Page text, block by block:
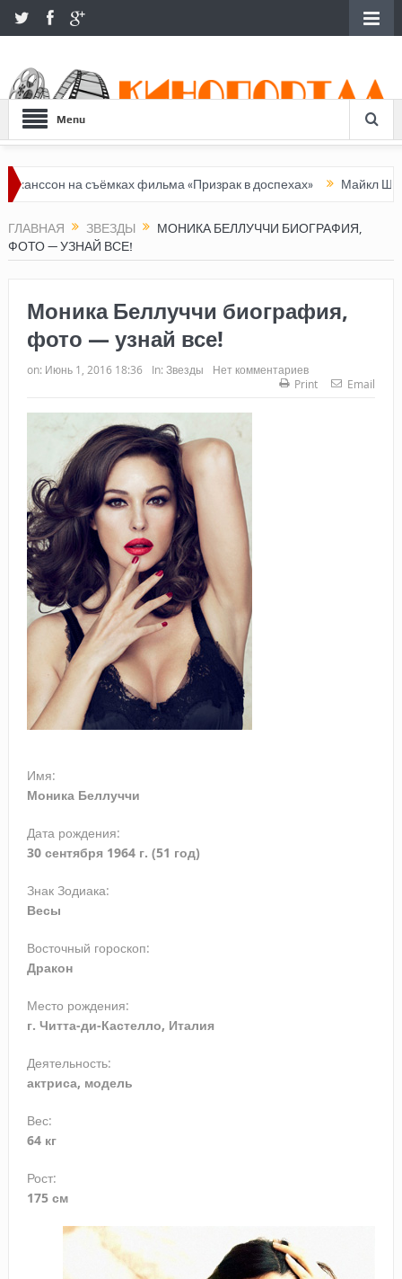
Menu
съёмках фильма «Призрак в доспехах» Майкл Шин биография,
ГЛАВНАЯ ЗВЕЗДЫ
МОНИКА БЕЛЛУЧЧИ БИОГРАФИЯ,
ФОТО — УЗНАЙ ВСЕ!
Моника Беллуччи биография,
фото — узнай все!
on: Июнь 1, 2016 18:36 In: Звезды
Нет комментариев
Print
Email
Имя:
Моника Беллуччи
Дата рождения:
30 сентября 1964 г. (51 год)
Знак Зодиака:
Весы
Восточный гороскоп:
Дракон
Место рождения:
г. Читта-ди-Кастелло, Италия
Деятельность:
актриса, модель
Вес:
64 кг
Рост:
175 см